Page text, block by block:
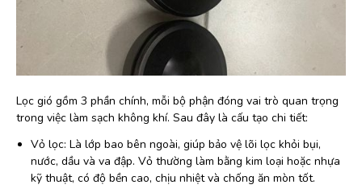
Lọc gió gồm 3 phần chính, mỗi bộ phận đóng vai trò quan trọng
trong việc làm sạch không khí. Sau đây là cấu tạo chi tiết:
Vỏ lọc: Là lớp bao bên ngoài, giúp bảo vệ lõi lọc khỏi bụi,
nước, dầu và va đập. Vỏ thường làm bằng kim loại hoặc nhựa
kỹ thuật, có độ bền cao, chịu nhiệt và chống ăn mòn tốt.